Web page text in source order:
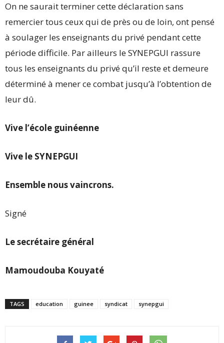
On ne saurait terminer cette déclaration sans
remercier tous ceux qui de près ou de loin, ont pensé
à soulager les enseignants du privé pendant cette
période difficile. Par ailleurs le SYNEPGUI rassure
tous les enseignants du privé qu’il reste et demeure
déterminé à mener ce combat jusqu’à l’obtention de
leur dû.
Vive l’école guinéenne
Vive le SYNEPGUI
Ensemble nous vaincrons.
Signé
Le secrétaire général
Mamoudouba Kouyaté
TAGS education guinee syndicat synepgui